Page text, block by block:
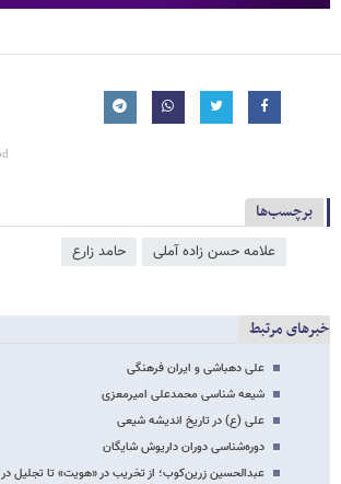
برچسب‌ها
علامه حسن زاده آملی حامد زارع
خبرهای مرتبط
علی دهباشی و ایران فرهنگی
شیعه‎ شناسی محمدعلی امیرمعزی
علی (ع) در تاریخ اندیشه شیعی
دوره‌شناسی دوران داریوش شایگان
عبدالحسین زرین‌کوب؛ از تخریب در «هویت» تا تجلیل در